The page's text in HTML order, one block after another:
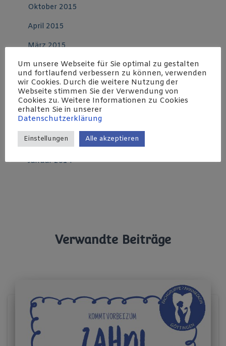
Oktober 2015
April 2015
März 2015
Februar 2015
August 2014
Juni 2014
Mai 2014
Februar 2014
Januar 2014
Verwandte Beiträge
Um unsere Webseite für Sie optimal zu gestalten
und fortlaufend verbessern zu können, verwenden
wir Cookies. Durch die weitere Nutzung der
Webseite stimmen Sie der Verwendung von
Cookies zu. Weitere Informationen zu Cookies
erhalten Sie in unserer
Datenschutzerklärung
Einstellungen Alle akzeptieren